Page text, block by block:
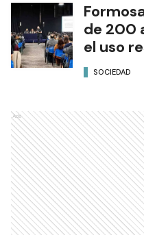
de 200
el uso
SOCIEDAD
Ads